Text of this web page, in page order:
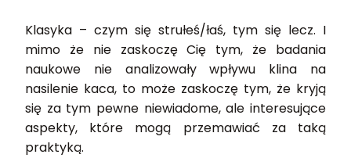
Klasyka – czym się strułeś/łaś, tym się lecz. I
mimo że nie zaskoczę Cię tym, że badania
naukowe nie analizowały wpływu klina na
nasilenie kaca, to może zaskoczę tym, że kryją
się za tym pewne niewiadome, ale interesujące
aspekty, które mogą przemawiać za taką
praktyką.